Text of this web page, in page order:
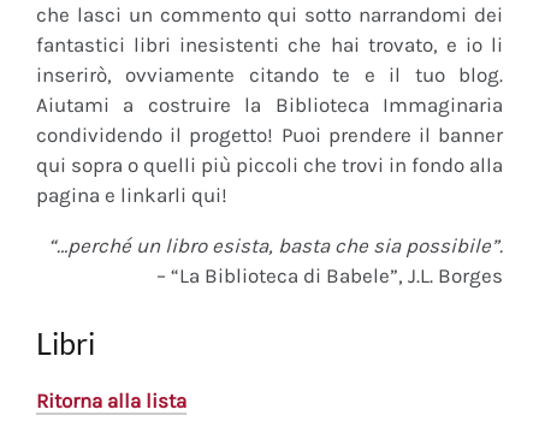
che lasci un commento qui sotto narrandomi dei
fantastici libri inesistenti che hai trovato, e io li
inserirò, ovviamente citando te e il tuo blog.
Aiutami a costruire la Biblioteca Immaginaria
condividendo il progetto! Puoi prendere il banner
qui sopra o quelli più piccoli che trovi in fondo alla
pagina e linkarli qui!
“…perché un libro esista, basta che sia possibile”.
– “La Biblioteca di Babele”, J.L. Borges
Libri
Ritorna alla lista